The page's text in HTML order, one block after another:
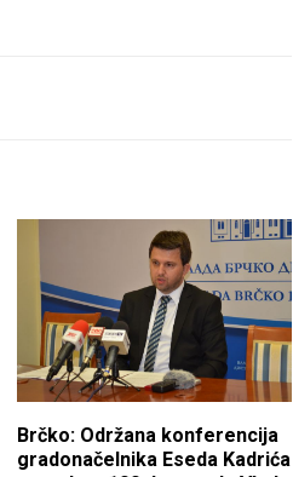
Brčko: Održana konferencija
gradonačelnika Eseda Kadrića